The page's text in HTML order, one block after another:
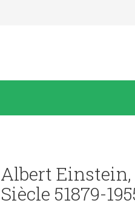
Albert Einstein,
Siècle 51879-